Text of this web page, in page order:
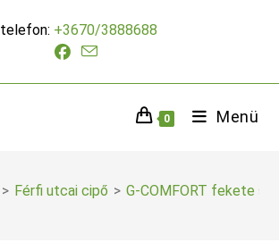
telefon: +3670/3888688
0 Menü
> Férfi utcai cipő > G-COMFORT fekete